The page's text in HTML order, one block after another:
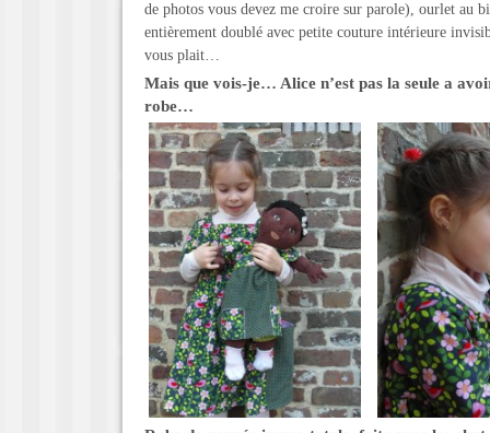
de photos vous devez me croire sur parole), ourlet au
entièrement doublé avec petite couture intérieure
vous plait…
Mais que vois-je… Alice n’est pas la seule a
robe…